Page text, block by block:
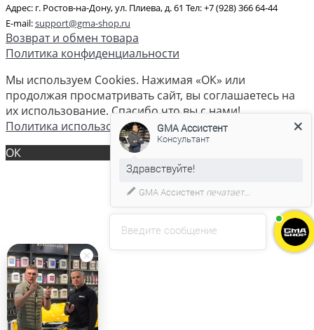
Адрес: г. Ростов-на-Дону, ул. Плиева, д. 61 Тел: +7 (928) 366 64-44
E-mail:support@gma-shop.ru
Возврат и обмен товара
Политика конфиденциальности
Мы используем Cookies. Нажимая «ОК» или
продолжая просматривать сайт, вы соглашаетесь на
их использование. Спасибо что вы с нами!
Политика использования cookies
ОК
Введите сообщение
GMA Ассистент
Консультант
GMA Ассистент печатает...